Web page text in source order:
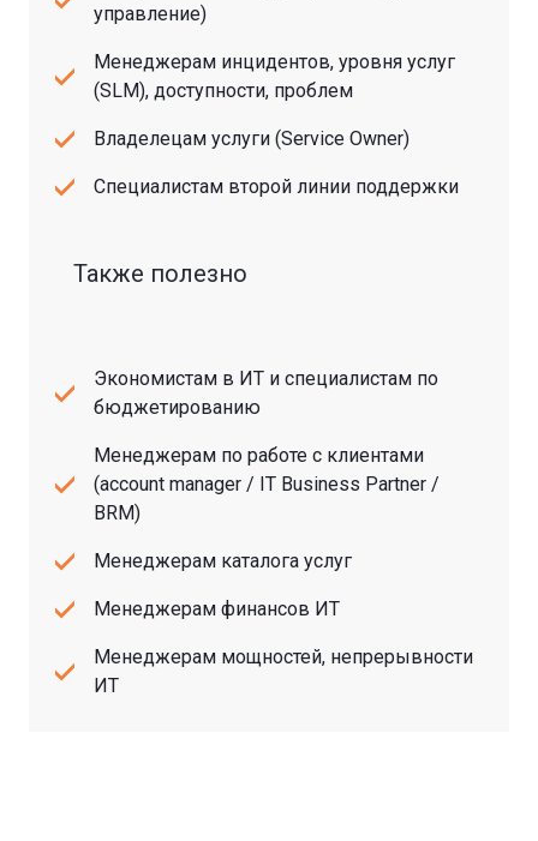
управление)
Менеджерам инцидентов, уровня услуг
(SLM), доступности, проблем
Владелецам услуги (Service Owner)
Специалистам второй линии поддержки
Также полезно
Экономистам в ИТ и специалистам по
бюджетированию
Менеджерам по работе с клиентами
(account manager / IT Business Partner /
BRM)
Менеджерам каталога услуг
Менеджерам финансов ИТ
Менеджерам мощностей, непрерывности
ИТ